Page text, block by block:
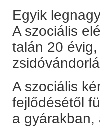
Egyik
A szociális
talán 20
A szociális
fejlődésétől
a gyárakban,